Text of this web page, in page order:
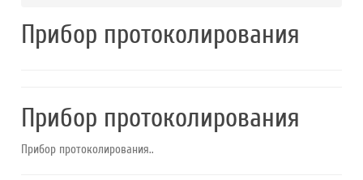
Прибор протоколирования
Прибор протоколирования
Прибор протоколирования..